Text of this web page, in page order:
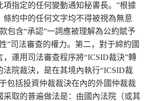
項指定的任何變動通知秘書長。”根據
條約中的任何文字均不得被視為無意
包含“承認”一詞應被理解為公約賦予
”司法審查的權力。第二，對于締約國
運用司法審查程序將“ICSID裁決”轉
法院裁決，是在其境內執行“ICSID裁
包括投資仲裁裁決在內的外國仲裁裁
采取的普遍做法是：由國內法院（或其